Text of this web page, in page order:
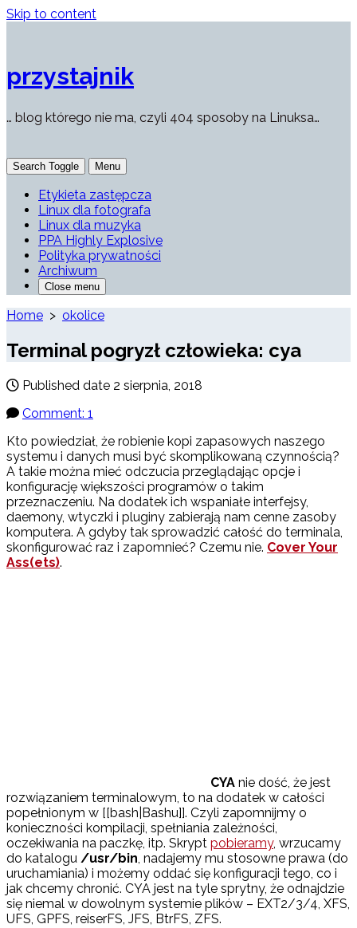
Skip to content
przystajnik
… blog którego nie ma, czyli 404 sposoby na Linuksa…
Search Toggle Menu
Etykieta zastępcza
Linux dla fotografa
Linux dla muzyka
PPA Highly Explosive
Polityka prywatności
Archiwum
Close menu
Home > okolice
Terminal pogryzł człowieka: cya
Published date 2 sierpnia, 2018
Comment: 1
Kto powiedział, że robienie kopi zapasowych naszego
systemu i danych musi być skomplikowaną czynnością?
A takie można mieć odczucia przeglądając opcje i
konfigurację większości programów o takim
przeznaczeniu. Na dodatek ich wspaniałe interfejsy,
daemony, wtyczki i pluginy zabierają nam cenne zasoby
komputera. A gdyby tak sprowadzić całość do terminala,
skonfigurować raz i zapomnieć? Czemu nie. Cover Your
Ass(ets).
CYA nie dość, że jest
rozwiązaniem terminalowym, to na dodatek w całości
popełnionym w [[bash|Bashu]]. Czyli zapomnijmy o
konieczności kompilacji, spełniania zależności,
oczekiwania na paczkę, itp. Skrypt pobieramy, wrzucamy
do katalogu /usr/bin, nadajemy mu stosowne prawa (do
uruchamiania) i możemy oddać się konfiguracji tego, co i
jak chcemy chronić. CYA jest na tyle sprytny, że odnajdzie
się niemal w dowolnym systemie plików – EXT2/3/4, XFS,
UFS, GPFS, reiserFS, JFS, BtrFS, ZFS.